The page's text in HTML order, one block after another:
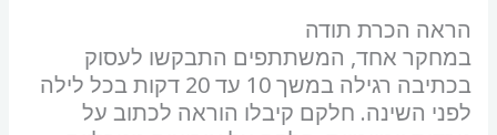
הראה הכרת תודה
במחקר אחד, המשתתפים התבקשו לעסוק
בכתיבה רגילה במשך 10 עד 20 דקות בכל לילה
לפני השינה. חלקם קיבלו הוראה לכתוב על